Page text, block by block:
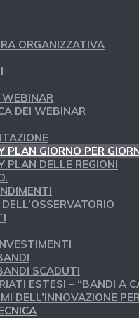
ORGANIZZATIVA
WEBINAR
DEI WEBINAR
PLAN GIORNO PER
PLAN DELLE REGIONI
DELL’OSSERVATORIO
SCADUTI
ESTESI – “BANDI A
DELL’INNOVAZIONE